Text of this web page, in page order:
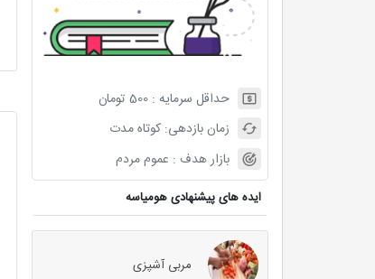
حداقل سرمایه :500 تومان
زمان بازدهی:کوتاه مدت
بازار هدف : عموم مردم
ایده های پیشنهادی هومیاسه
مربی آشپزی